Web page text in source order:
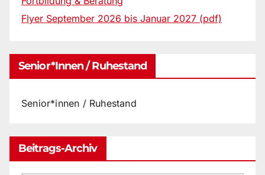
Flyer September 2026 bis Januar 2027 (pdf)
Senior*innen / Ruhestand
Senior*innen / Ruhestand
Beitrags-Archiv